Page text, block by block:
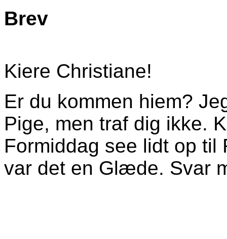
Brev
Kiere Christiane!
Er du kommen hiem?
Pige, men traf dig ikke.
Formiddag see lidt op til
var det en Glæde. Svar